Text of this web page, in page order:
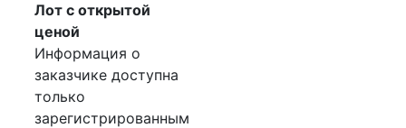
Лот с открытой
ценой
Информация о
заказчике доступна
только
зарегистрированным